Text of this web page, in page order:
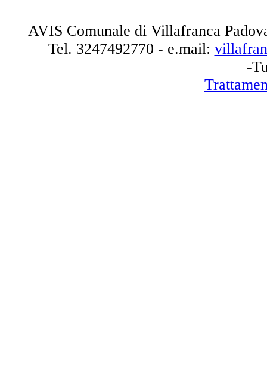
AVIS Comunale di Villafranca
Tel. 3247492770 - e.mail:
-